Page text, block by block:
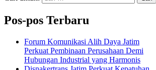
Pos-pos Terbaru
Forum Komunikasi Alih Daya Jatim
Perkuat Pembinaan Perusahaan Demi
Hubungan Industrial yang Harmonis